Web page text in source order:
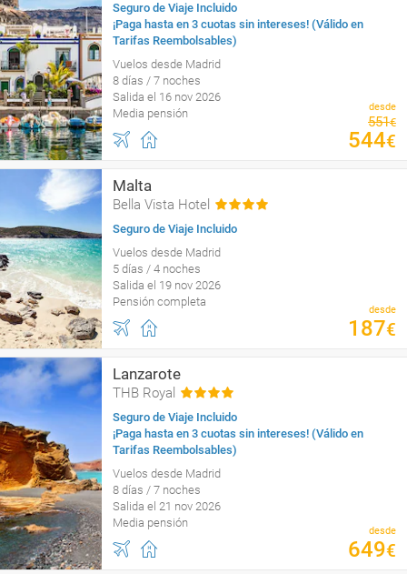
Seguro de Viaje Incluido
¡Paga hasta en 3 cuotas sin intereses! (Válido en
Tarifas Reembolsables)
Vuelos desde Madrid
8 días / 7 noches
Salida el 16 nov 2026
Media pensión
desde
551€
544€
Malta
Bella Vista Hotel
Seguro de Viaje Incluido
Vuelos desde Madrid
5 días / 4 noches
Salida el 19 nov 2026
Pensión completa
desde
187€
Lanzarote
THB Royal
Seguro de Viaje Incluido
¡Paga hasta en 3 cuotas sin intereses! (Válido en
Tarifas Reembolsables)
Vuelos desde Madrid
8 días / 7 noches
Salida el 21 nov 2026
Media pensión
desde
649€